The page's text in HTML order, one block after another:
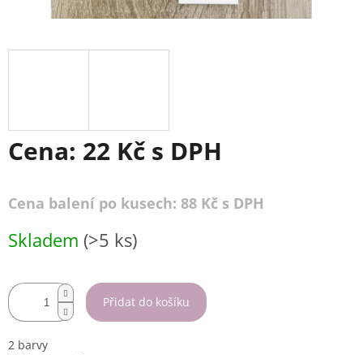
Cena: 22 Kč s DPH
Cena balení po kusech: 88 Kč s DPH
cena:
Skladem (>5 ks)
Přidat do košíku
2 barvy